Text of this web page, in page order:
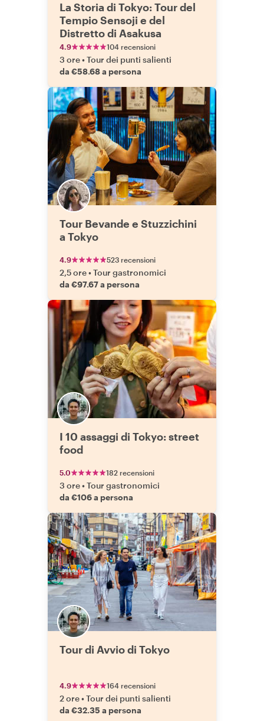
La Storia di Tokyo: Tour del
Tempio Sensoji e del
Distretto di Asakusa
4.9 104 recensioni
3 ore•Tour dei punti salienti
da €58.68 a persona
Tour Bevande e Stuzzichini
a Tokyo
4.9 523 recensioni
2,5 ore•Tour gastronomici
da €97.67 a persona
I 10 assaggi di Tokyo: street
food
5.0 182 recensioni
3 ore•Tour gastronomici
da €106 a persona
Tour di Avvio di Tokyo
4.9 164 recensioni
2 ore•Tour dei punti salienti
da €32.35 a persona